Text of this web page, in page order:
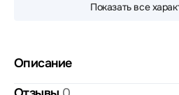
Показать все
Описание